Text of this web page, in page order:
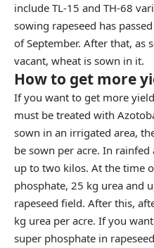
include TL-15 and TH-68
sowing rapeseed has
of September. After that, as
vacant, wheat is sown in it.
How to get more
If you want to get more
must be treated with
sown in an irrigated area,
be sown per acre. In
up to two kilos. At the time
phosphate, 25 kg urea and
rapeseed field. After this,
kg urea per acre. If you
super phosphate in